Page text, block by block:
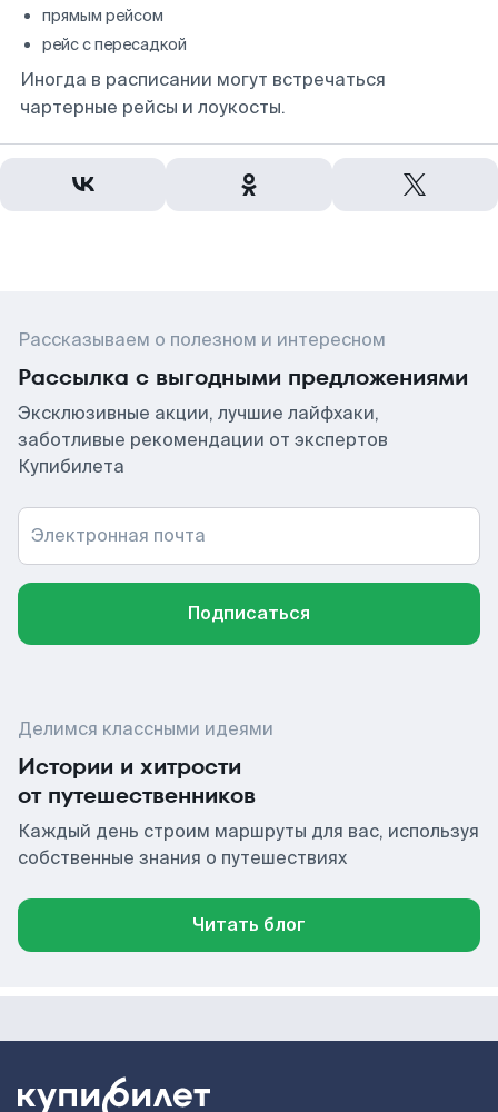
прямым рейсом
рейс с пересадкой
Иногда в расписании могут встречаться
чартерные рейсы и лоукосты.
Рассказываем о полезном и интересном
Рассылка с выгодными предложениями
Эксклюзивные акции, лучшие лайфхаки,
заботливые рекомендации от экспертов
Купибилета
Электронная почта
Подписаться
Делимся классными идеями
Истории и хитрости
от путешественников
Каждый день строим маршруты для вас, используя
собственные знания о путешествиях
Читать блог